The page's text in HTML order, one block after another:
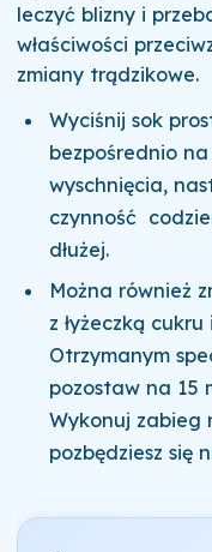
leczyć blizny i
właściwości
zmiany trądzikowe.
Wyciśnij sok
bezpośrednio
wyschnięcia,
czynność
dłużej.
Można również
z łyżeczką
Otrzymanym
pozostaw na 15
Wykonuj zabieg
pozbędziesz się